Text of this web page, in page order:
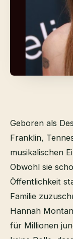
Geboren als
Franklin,
musikalischen
Obwohl sie
Öffentlichkeit
Familie
Hannah
für Millionen